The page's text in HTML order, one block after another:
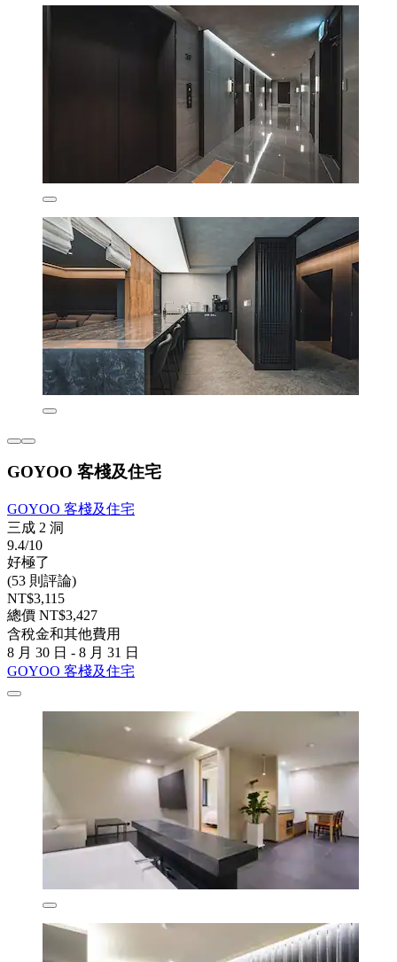
GOYOO 客棧及住宅
GOYOO 客棧及住宅
三成 2 洞
9.4/10
好極了
(53 則評論)
NT$3,115
總價 NT$3,427
含稅金和其他費用
8 月 30 日 - 8 月 31 日
GOYOO 客棧及住宅